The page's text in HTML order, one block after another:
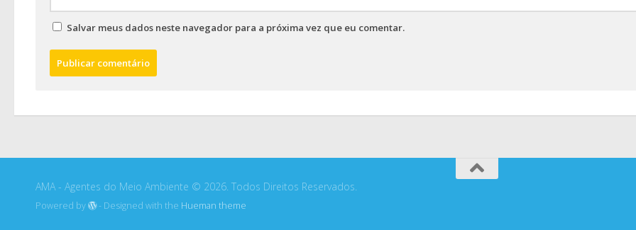
Salvar meus dados neste navegador para a próxima vez que eu comentar.
AMA - Agentes do Meio Ambiente © 2026. Todos Direitos Reservados.
Powered by - Designed with the Hueman theme